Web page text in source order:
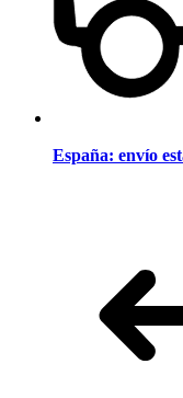
España: envío